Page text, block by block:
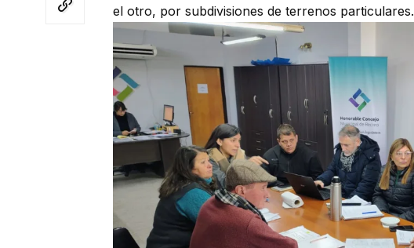
el otro, por subdivisiones de terrenos particulares.